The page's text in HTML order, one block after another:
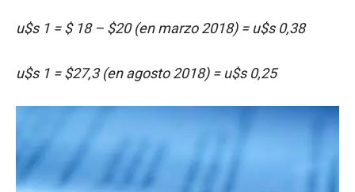
u$s 1 = $ 18 – $20 (en marzo 2018) = u$s 0,38
u$s 1 = $27,3 (en agosto 2018) = u$s 0,25